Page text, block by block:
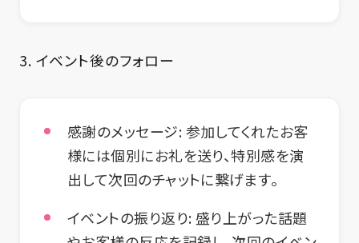
3. イベント後のフォロー
感謝のメッセージ:参加してくれたお客
様には個別にお礼を送り、特別感を演
出して次回のチャットに繋げます。
イベントの振り返り: 盛り上がった話題